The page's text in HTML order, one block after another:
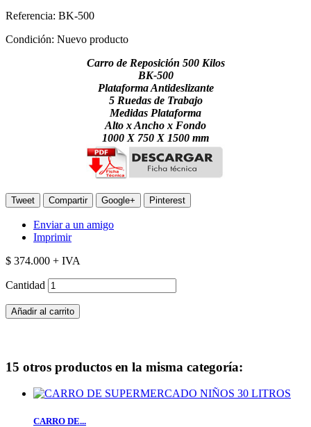
Referencia: BK-500
Condición: Nuevo producto
Carro de Reposición 500 Kilos
BK-500
Plataforma Antideslizante
5 Ruedas de Trabajo
Medidas Plataforma
Alto x Ancho x Fondo
1000 X 750 X 1500 mm
Tweet Compartir Google+ Pinterest
Enviar a un amigo
Imprimir
$ 374.000 + IVA
Cantidad
Añadir al carrito
15 otros productos en la misma categoría:
CARRO DE...